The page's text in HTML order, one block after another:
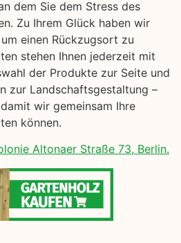
dem Sie dem Stress des
Zu Ihrem Glück haben wir
einen Rückzugsort zu
stehen Ihnen jederzeit mit
der Produkte zur Seite und
zur Landschaftsgestaltung –
wir gemeinsam Ihre
können.
Altonaer Straße 73, Berlin.